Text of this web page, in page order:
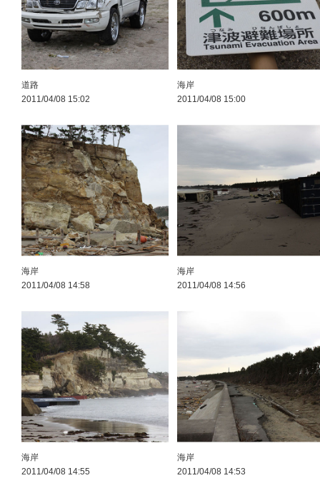
道路
2011/04/08 15:02
海岸
2011/04/08 15:00
海岸
2011/04/08 14:58
海岸
2011/04/08 14:56
海岸
2011/04/08 14:55
海岸
2011/04/08 14:53